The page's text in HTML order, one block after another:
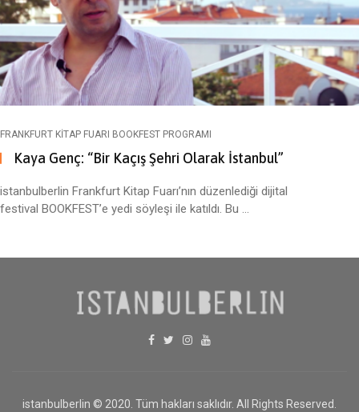
FRANKFURT KITAP FUARI BOOKFEST PROGRAMI
Kaya Genç: “Bir Kaçış Şehri Olarak İstanbul”
istanbulberlin Frankfurt Kitap Fuarı’nın düzenlediği dijital
festival BOOKFEST’e yedi söyleşi ile katıldı. Bu ...
istanbulberlin © 2020. Tüm hakları saklıdır. All Rights Reserved.